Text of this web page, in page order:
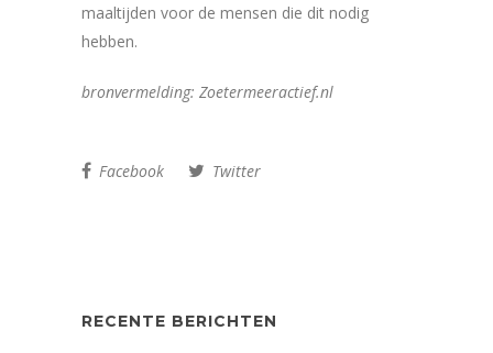
maaltijden voor de mensen die dit nodig
hebben.
bronvermelding: Zoetermeeractief.nl
Facebook Twitter
RECENTE BERICHTEN